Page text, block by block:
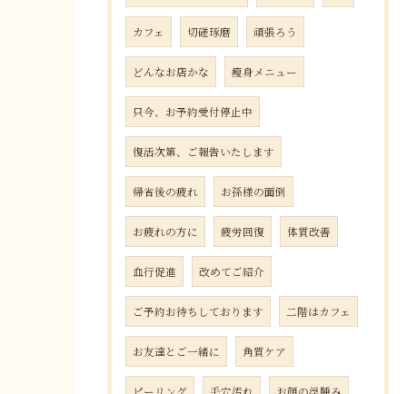
カフェ 切磋琢磨 頑張ろう
どんなお店かな 瘦身メニュー
只今、お予約受付停止中
復活次第、ご報告いたします
帰省後の疲れ お孫様の面倒
お疲れの方に 疲労回復 体質改善
血行促進 改めてご紹介
ご予約お待ちしております 二階はカフェ
お友達とご一緒に 角質ケア